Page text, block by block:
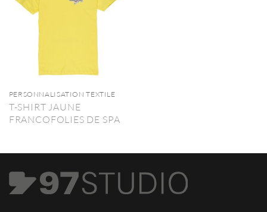
PERSONNALISATION TEXTILE
T-SHIRT JAUNE
FRANCOFOLIES DE SPA